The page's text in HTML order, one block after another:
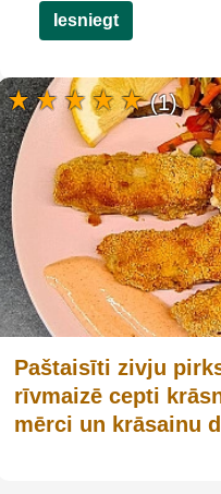
Iesniegt
Paštaisīti zivju
rīvmaizē cepti
mērci un krāsainu
(1)